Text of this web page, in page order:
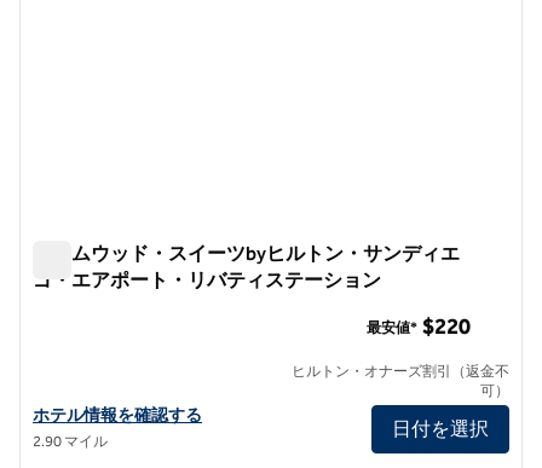
ホームウッド・スイーツbyヒルトン・サンディエ
ゴ・エアポート・リバティステーション
ホームウッド・スイーツbyヒルトン・サンディエゴ・エアポート
ホテル情報を確認する
2.90 マイル
最安値* $220
ヒルトン・オナーズ割引（返金不
可）
日付を選択